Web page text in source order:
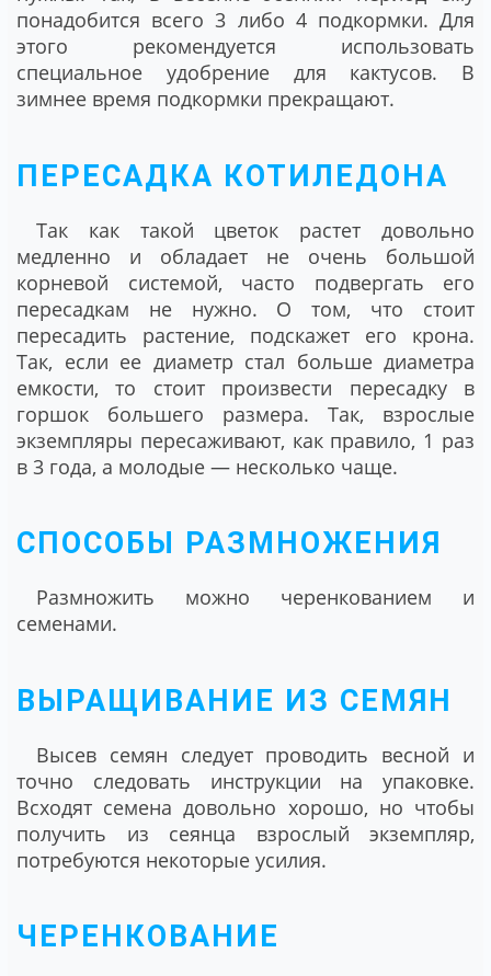
понадобится всего 3 либо 4 подкормки. Для
этого рекомендуется использовать
специальное удобрение для кактусов. В
зимнее время подкормки прекращают.
ПЕРЕСАДКА КОТИЛЕДОНА
Так как такой цветок растет довольно
медленно и обладает не очень большой
корневой системой, часто подвергать его
пересадкам не нужно. О том, что стоит
пересадить растение, подскажет его крона.
Так, если ее диаметр стал больше диаметра
емкости, то стоит произвести пересадку в
горшок большего размера. Так, взрослые
экземпляры пересаживают, как правило, 1 раз
в 3 года, а молодые ― несколько чаще.
СПОСОБЫ РАЗМНОЖЕНИЯ
Размножить можно черенкованием и
семенами.
ВЫРАЩИВАНИЕ ИЗ СЕМЯН
Высев семян следует проводить весной и
точно следовать инструкции на упаковке.
Всходят семена довольно хорошо, но чтобы
получить из сеянца взрослый экземпляр,
потребуются некоторые усилия.
ЧЕРЕНКОВАНИЕ